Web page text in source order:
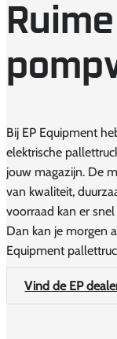
Bij EP Equipment
elektrische
jouw magazijn. De
van kwaliteit,
voorraad kan er
Dan kan je morgen
Equipment
Vind de EP